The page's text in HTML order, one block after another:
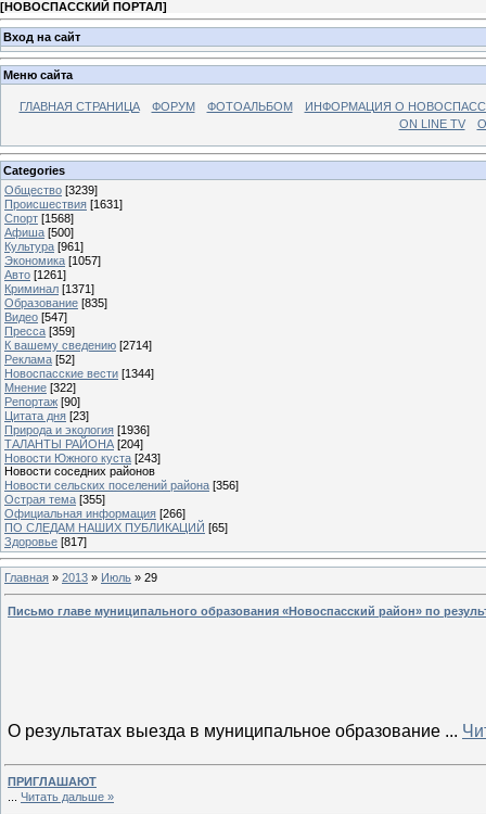
[НОВОСПАССКИЙ ПОРТАЛ]
Вход на сайт
Меню сайта
ГЛАВНАЯ СТРАНИЦА ФОРУМ ФОТОАЛЬБОМ
ИНФОРМАЦИЯ О
ON LINE TV
Categories
Общество [3239]
Происшествия [1631]
Спорт [1568]
Афиша [500]
Культура [961]
Экономика [1057]
Авто [1261]
Криминал [1371]
Образование [835]
Видео [547]
Пресса [359]
К вашему сведению [2714]
Реклама [52]
Новоспасские вести [1344]
Мнение [322]
Репортаж [90]
Цитата дня [23]
Природа и экология [1936]
ТАЛАНТЫ РАЙОНА [204]
Новости Южного куста [243]
Новости соседних районов
Новости сельских поселений района [356]
Острая тема [355]
Официальная информация [266]
ПО СЛЕДАМ НАШИХ ПУБЛИКАЦИЙ [65]
Здоровье [817]
Главная » 2013 » Июль » 29
Письмо главе муниципального образования «Новоспасский район» по
О результатах выезда в муниципальное образование ...
ПРИГЛАШАЮТ
Читать дальше »